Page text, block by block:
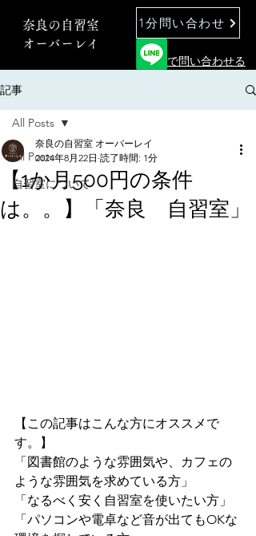
奈良の自習室
オーバーレイ
1分問い合わせ
で問い合わせる
記事
All Posts
自習室について
All Posts
【1か月500円の条件
は。。】「奈良 自習室」
奈良の自習室 オーバーレイ
2024年8月22日 読了時間: 1分
【この記事はこんな方にオススメで
す。】
「図書館のような雰囲気や、カフェの
ような雰囲気を求めている方」
「なるべく安く自習室を使いたい方」
「パソコンや電卓など音が出てもOKな